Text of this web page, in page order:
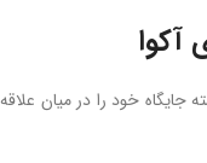
جایگاه خود را در میان علاقه